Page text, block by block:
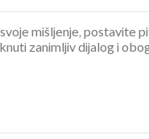
mišljenje, postavite
zanimljiv dijalog i